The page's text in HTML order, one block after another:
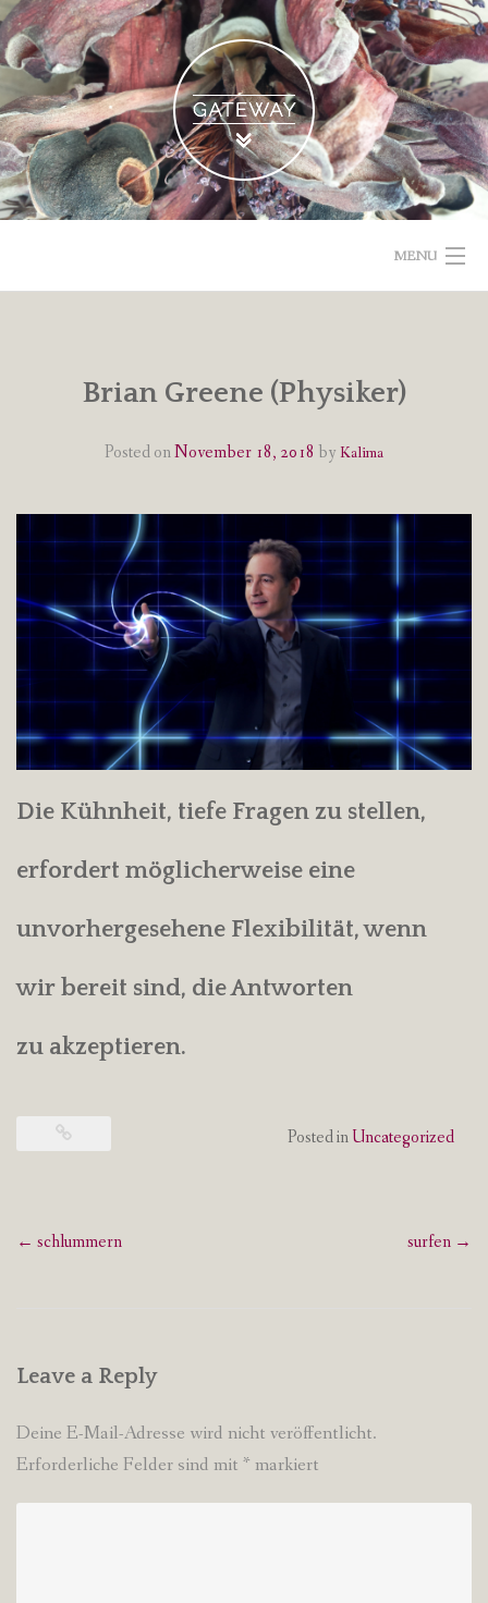
Skip
to
content
MENU
IMPRESSUM & DATENSCHUTZ
Brian Greene (Physiker)
Posted onNovember 18, 2018 by Kalima
Die Kühnheit, tiefe Fragen zu stellen,
erfordert möglicherweise eine
unvorhergesehene Flexibilität, wenn
wir bereit sind, die Antworten
zu akzeptieren.
Posted inUncategorized
Post
← schlummern surfen →
Leave a Reply
Deine E-Mail-Adresse wird nicht veröffentlicht.
Erforderliche Felder sind mit * markiert